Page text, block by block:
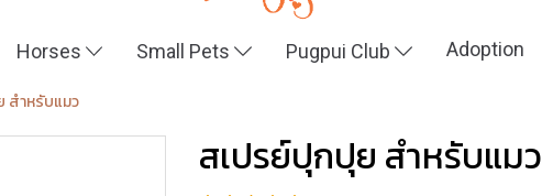
Horses Small Pets Pugpui Club Adoption
สำหรับแมว
สเปรย์ปุกปุย สำหรับแมว